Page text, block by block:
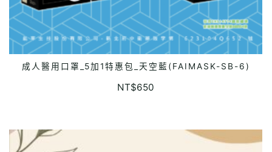
ADD TO CART
成人醫用口罩_5加1特惠包_天空藍(FAIMASK-SB-6)
NT$650